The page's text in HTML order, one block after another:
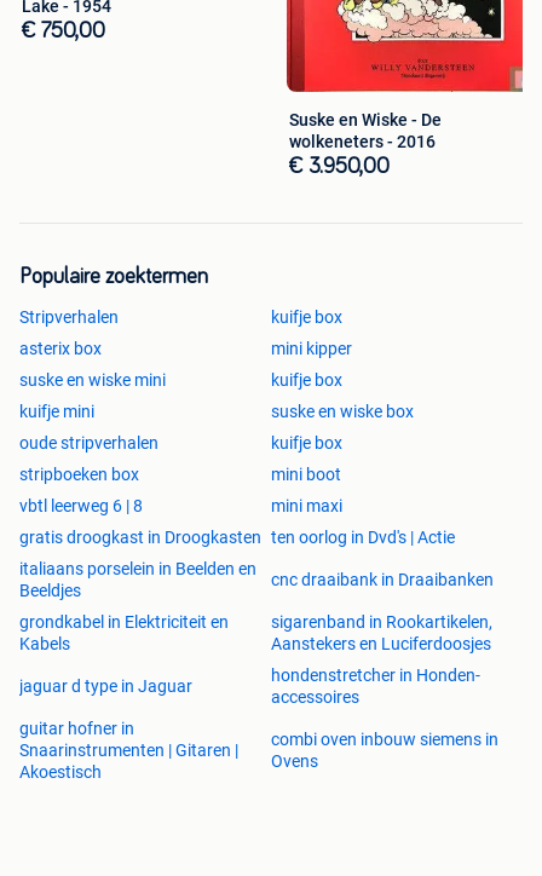
Lake - 1954
€ 750,00
Suske en Wiske - De
wolkeneters - 2016
€ 3.950,00
Populaire zoektermen
Stripverhalen
kuifje box
asterix box
mini kipper
suske en wiske mini
kuifje box
kuifje mini
suske en wiske box
oude stripverhalen
kuifje box
stripboeken box
mini boot
vbtl leerweg 6 | 8
mini maxi
gratis droogkast in Droogkasten ten oorlog in Dvd's | Actie
italiaans porselein in Beelden en
Beeldjes
cnc draaibank in Draaibanken
grondkabel in Elektriciteit en
Kabels
sigarenband in Rookartikelen,
Aanstekers en Luciferdoosjes
jaguar d type in Jaguar
hondenstretcher in Honden-
accessoires
guitar hofner in
Snaarinstrumenten | Gitaren |
Akoestisch
combi oven inbouw siemens in
Ovens